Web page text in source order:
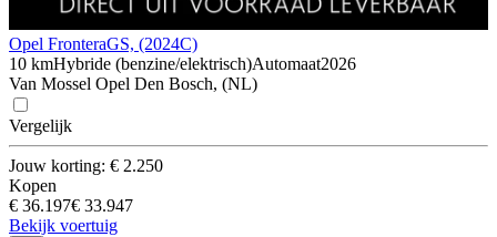
Opel FronteraGS, (2024C)
10 kmHybride (benzine/elektrisch)Automaat2026
Van Mossel Opel Den Bosch, (NL)
Vergelijk
Jouw korting: € 2.250
Kopen
€ 36.197€ 33.947
Bekijk voertuig